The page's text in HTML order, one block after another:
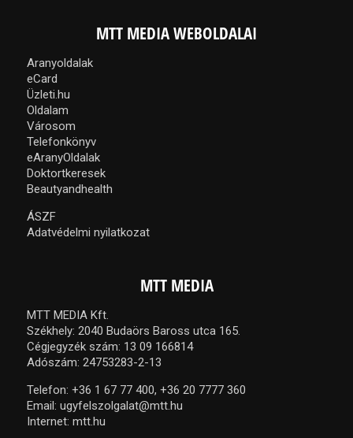
MTT MEDIA WEBOLDALAI
Aranyoldalak
eCard
Üzleti.hu
Oldalam
Városom
Telefonkönyv
eAranyOldalak
Doktortkeresek
Beautyandhealth
ÁSZF
Adatvédelmi nyilatkozat
MTT MEDIA
MTT MEDIA Kft.
Székhely: 2040 Budaörs Baross utca 165.
Cégjegyzék szám: 13 09 166814
Adószám: 24753283-2-13
Telefon: +36 1 67 77 400, +36 20 7777 360
Email: ugyfelszolgalat@mtt.hu
Internet: mtt.hu